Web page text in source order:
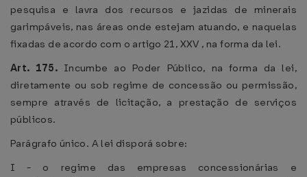
pesquisa e lavra dos recursos e jazidas de minerais
garimpáveis, nas áreas onde estejam atuando, e naquelas
fixadas de acordo com o artigo 21, XXV , na forma da lei.
Art. 175. Incumbe ao Poder Público, na forma da lei,
diretamente ou sob regime de concessão ou permissão,
sempre através de licitação, a prestação de serviços
públicos.
Parágrafo único. A lei disporá sobre:
I - o regime das empresas concessionárias e